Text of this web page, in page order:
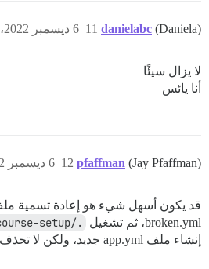
danielabc (Daniela) 6 ديسمبر 2022، 12:54م 11
لا يزال سيئًا
أنا يائس
pfaffman (Jay Pfaffman) 6 ديسمبر 2022، 3:03م 12
broken.yml، ثم تشغيل
./discourse-setup
إنشاء ملف app.yml جديد، ولكن لا تحذف بياناتك الحالية.